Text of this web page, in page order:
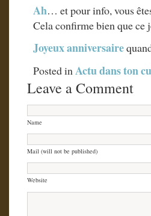
Ah… et pour info, vous
Cela confirme bien que ce
Joyeux anniversaire
Posted inActu dans ton
Leave a Comment
Name
Mail (will not be published)
Website